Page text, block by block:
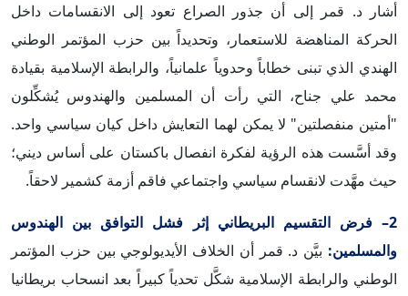
أشار د. قمر إلى أن جذور الصراع تعود إلى الانقسامات داخل
الحركة المناهضة للاستعمار، وتحديداً بين حزب المؤتمر الوطني
الهندي الذي تبنى خطاباً وحدوياً علمانياً، والرابطة الإسلامية بقيادة
محمد علي جناح، التي رأت أن المسلمين والهندوس يُشكِّلون
"أمتين منفصلتين" لا يمكن لهما التعايش داخل كيان سياسي واحد.
وقد أسَّست هذه الرؤية لفكرة انفصال باكستان على أساس ديني؛
حيث مهَّدت لانقسام سياسي واجتماعي فاقم أزمة كشمير لاحقاً.
2– فرض التقسيم البريطاني إثر فشل التوافق بين الهندوس
والمسلمين: بيَّن د. قمر أن الخلاف الأيديولوجي بين حزب المؤتمر
الوطني والرابطة الإسلامية شكَّل تحدياً كبيراً بعد انسحاب بريطانيا